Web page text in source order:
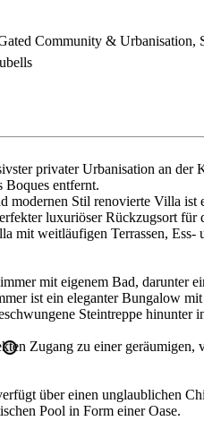
Community & Urbanisation,
privater Urbanisation an der
Boques entfernt.
modernen Stil renovierte Villa ist
luxuriöser Rückzugsort
mit weitläufigen Terrassen, Ess-
mit eigenem Bad, darunter
ist ein eleganter Bungalow
Steintreppe
Zugang zu einer
über einen unglaublichen
Pool in Form einer Oase.